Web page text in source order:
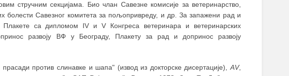
стручним секцијама. Био члан Савезне комисије за ветеринарство,
болести Савезног комитета за пољопривреду, и др. За запажени рад и
Плакете са дипломом IV и V Конгреса ветеринара и ветеринарских
развоју ВФ у Београду, Плакету за рад и допринос развоју
против слинавке и шапа" (извод из докторске дисертације), АV,